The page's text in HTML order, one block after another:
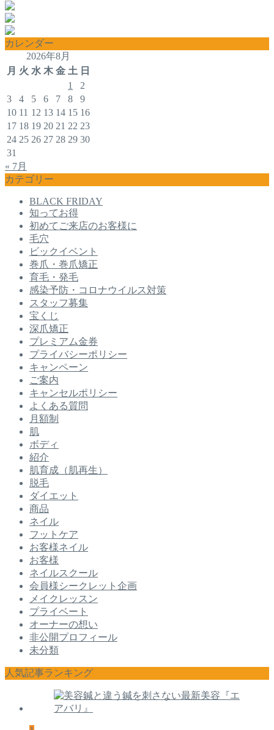
カレンダー
2026年8月
月 火 水 木 金 土 日
1
2
3
4 5 6 7 8
9
10 11 12 13 14 15 16
17 18 19 20 21 22 23
24 25 26 27 28 29 30
31
« 7月
カテゴリー
BLACK FRIDAY
知ってお得
初めてご来店のお客様に
毛穴
ビックイベント
巻爪・巻爪矯正
育毛・発毛
感染予防・コロナウイルス対策
スタッフ募集
宝くじ
深爪矯正
プレミアム金券
プライバシーポリシー
キャンペーン
ご案内
キャンセルポリシー
よくある質問
月額制
肌
ボディ
紹介
肌育成（肌再生）
脱毛
ダイエット
商品
ネイル
フットケア
お客様ネイル
お客様
ネイルスクール
会員様シークレット企画
メイクレッスン
プライベート
オーナーの想い
非公開プロフィール
未分類
人気記事ランキング